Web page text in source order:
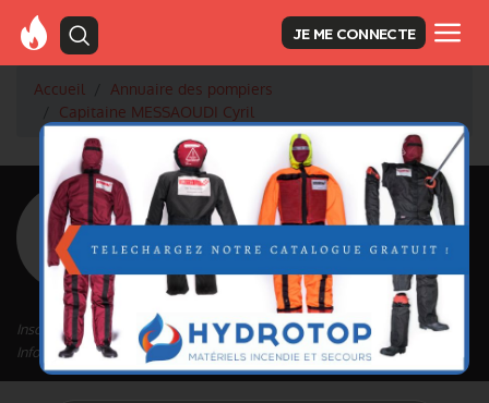
JE ME CONNECTE
Accueil
Annuaire des pompiers
Capitaine MESSAOUDI Cyril
<Retour à la liste des pompiers
MESSAOUDI
Cyril
Inscrit depuis le 04/01/2023 à 15:16
Informations mises à jour le 18/04/2024 à 17:08